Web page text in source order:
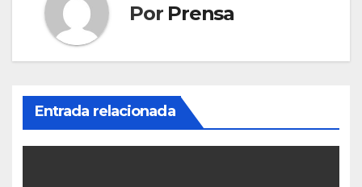
Por Prensa
Entrada relacionada